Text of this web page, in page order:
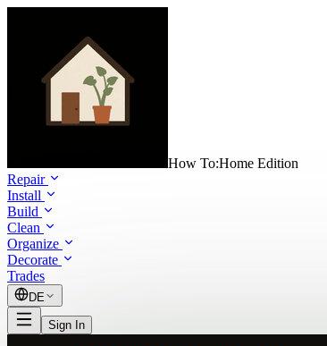
How To:Home Edition
Repair
Install
Build
Clean
Organize
Decorate
Trades
DE
Sign In